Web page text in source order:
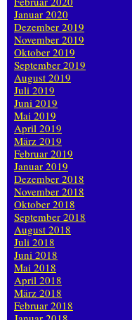
Januar 2020
Dezember 2019
November 2019
Oktober 2019
September 2019
August 2019
Juli 2019
Juni 2019
Mai 2019
April 2019
März 2019
Februar 2019
Januar 2019
Dezember 2018
November 2018
Oktober 2018
September 2018
August 2018
Juli 2018
Juni 2018
Mai 2018
April 2018
März 2018
Februar 2018